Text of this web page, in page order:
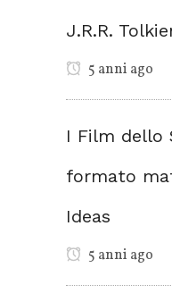
J.R.R.
5 anni ago
I Film dello
formato
Ideas
5 anni ago